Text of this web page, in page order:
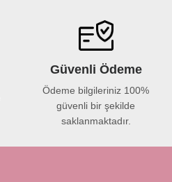
Güvenli Ödeme
Ödeme bilgileriniz 100%
güvenli bir şekilde
saklanmaktadır.